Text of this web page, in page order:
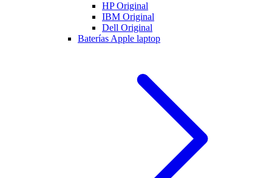
HP Original
IBM Original
Dell Original
Baterías Apple laptop